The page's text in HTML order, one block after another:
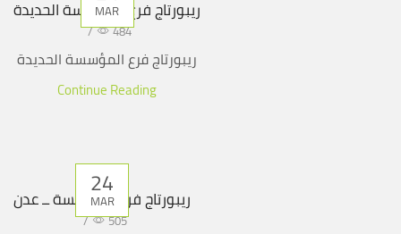
MAR
ريبورتاج فرع المؤسسة الحديدة
/ 484
ريبورتاج فرع المؤسسة الحديدة
Continue Reading
24
MAR
ريبورتاج فرع المؤسسة ــ عدن
/ 505